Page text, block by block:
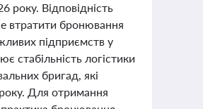
року. Відповідність
втратити бронювання
підприємств у
стабільність логістики
бригад, які
Для отримання